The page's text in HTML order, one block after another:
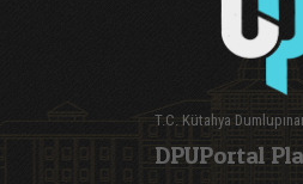
T.C. Kütahya
DPUPortal